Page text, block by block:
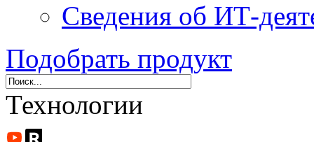
Сведения об ИТ-
Подобрать продукт
Технологии